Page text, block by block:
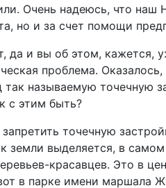
Очень надеюсь, что наш
но и за счет помощи
да и вы об этом, кажется,
проблема.
называемую точечную
с этим быть?
точечную
земли выделяется, в
красавцев. Это в
в парке имени маршала